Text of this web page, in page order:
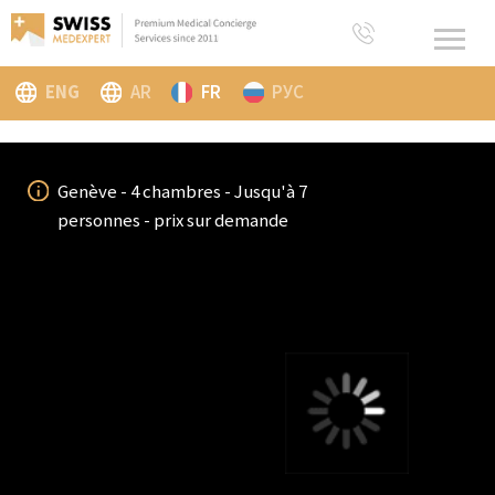
ENG FR РУС
AR
Penthouse Horizon à Genève